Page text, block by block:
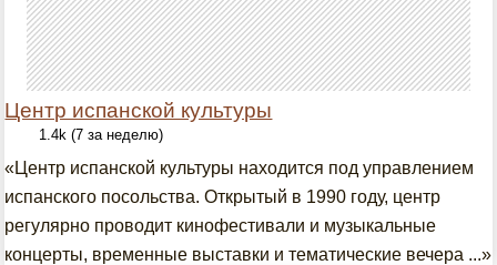
Центр испанской культуры
1.4k (7 за неделю)
«Центр испанской культуры находится под управлением
испанского посольства. Открытый в 1990 году, центр
регулярно проводит кинофестивали и музыкальные
концерты, временные выставки и тематические вечера ...»